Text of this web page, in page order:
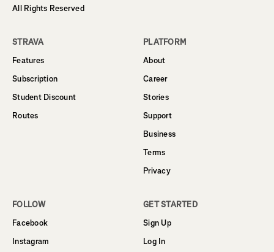
All Rights Reserved
STRAVA
Features
Subscription
Student Discount
Routes
PLATFORM
About
Career
Stories
Support
Business
Terms
Privacy
FOLLOW
Facebook
Instagram
GET STARTED
Sign Up
Log In